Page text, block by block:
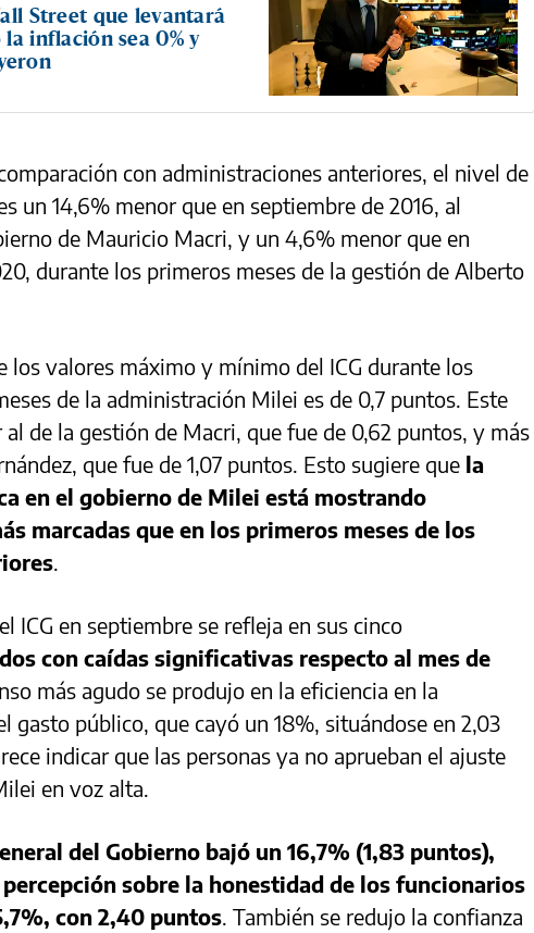
Street que levantará
inflación sea 0% y
con administraciones anteriores, el nivel de
un 14,6% menor que en septiembre de 2016, al
de Mauricio Macri, y un 4,6% menor que en
durante los primeros meses de la gestión de Alberto
los valores máximo y mínimo del ICG durante los
de la administración Milei es de 0,7 puntos. Este
al de la gestión de Macri, que fue de 0,62 puntos, y más
que fue de 1,07 puntos. Esto sugiere que la
en el gobierno de Milei está mostrando
marcadas que en los primeros meses de los
.
ICG en septiembre se refleja en sus cinco
con caídas significativas respecto al mes de
más agudo se produjo en la eficiencia en la
gasto público, que cayó un 18%, situándose en 2,03
indicar que las personas ya no aprueban el ajuste
en voz alta.
del Gobierno bajó un 16,7% (1,83 puntos),
sobre la honestidad de los funcionarios
con 2,40 puntos. También se redujo la confianza